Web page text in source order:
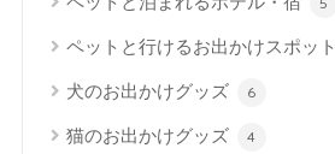
ペットと行けるお出かけスポット
犬のお出かけグッズ 6
猫のお出かけグッズ 4